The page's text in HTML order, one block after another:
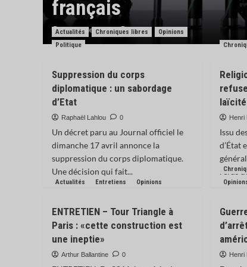
français
Charles de Blondin 0
Actualités Chroniques libres
Opinions
Politique
Suppression du corps
diplomatique : un sabordage
d’Etat
Raphaël Lahlou 0
Un décret paru au Journal officiel le
dimanche 17 avril annonce la
suppression du corps diplomatique.
Une décision qui fait...
laïcité
Henri
Issu
d’État
refus
Actualités Entretiens Opinions
ENTRETIEN – Tour Triangle à
Paris : «cette construction est
une ineptie»
Arthur Ballantine 0 Henri